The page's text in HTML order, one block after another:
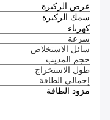
عرض الركيزة
سمك الركيزة
كهرباء
سرعة
سائل الاستخلاص
حجم المذيب
طول الاستخراج
إجمالي الطاقة
مزود الطاقة